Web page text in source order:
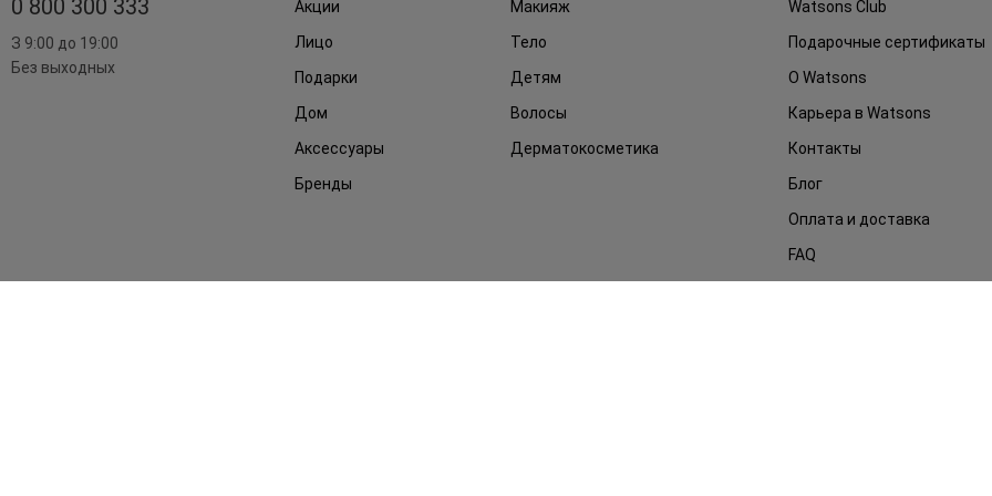
0 800 300 333
З 9:00 до 19:00
Без выходных
Акции
Макияж
Лицо
Тело
Подарки
Детям
Дом
Волосы
Аксессуары
Дерматокосметика
Бренды
Watsons Club
Подарочные сертификаты
О Watsons
Карьера в Watsons
Контакты
Блог
Оплата и доставка
FAQ